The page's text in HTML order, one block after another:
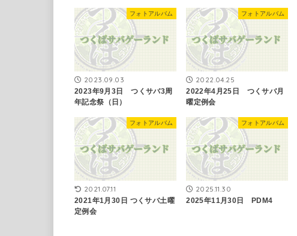
フォトアルバム
2023.09.03
2023年9月3日 つくサバ3周
年記念祭（日）
フォトアルバム
2022.04.25
2022年4月25日 つくサバ月
曜定例会
フォトアルバム
2021.07.11
2021年1月30日 ​つくサバ土曜
定例会
フォトアルバム
2025.11.30
2025年11月30日 PDM4